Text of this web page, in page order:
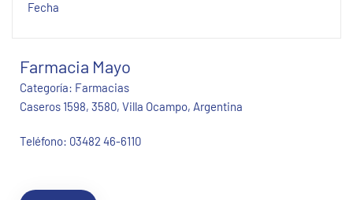
Fecha
Farmacia Mayo
Categoría: Farmacias
Caseros 1598, 3580, Villa Ocampo, Argentina
Teléfono: 03482 46-6110